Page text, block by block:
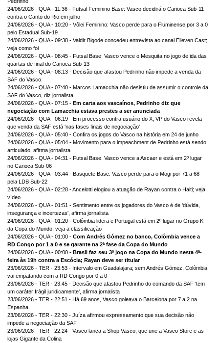
24/06/2026 - QUA - 11:36 - Futsal Feminino Base: Vasco decidirá o Carioca Sub-11
contra o Canto do Rio em julho
24/06/2026 - QUA - 10:20 - Vôlei Feminino: Vasco perde para o Fluminense por 3 a 0
pelo Estadual Sub-19
24/06/2026 - QUA - 09:38 - Valdir Bigode concedeu entrevista ao canal Elleven Cast;
veja como foi
24/06/2026 - QUA - 08:45 - Futsal Base: Vasco vence o Mesquita no jogo de ida das
quartas de final do Carioca Sub-13
24/06/2026 - QUA - 08:13 - Decisão que afastou Pedrinho não impede a venda da
SAF do Vasco
24/06/2026 - QUA - 07:40 - Marcos Lamacchia não desistiu de assumir o controle da
SAF do Vasco, diz jornalista
24/06/2026 - QUA - 07:15 - Em carta aos vascaínos, Pedrinho diz que
negociação com Lamacchia estava prestes a ser anunciada
24/06/2026 - QUA - 06:19 - Em processo contra usuário do X, VP do Vasco revela
que venda da SAF está 'nas fases finais de negociação'
24/06/2026 - QUA - 05:40 - Confira os jogos do Vasco na história em 24 de junho
24/06/2026 - QUA - 05:04 - Movimento para o impeachment de Pedrinho está sendo
articulado, afirma jornalista
24/06/2026 - QUA - 04:31 - Futsal Base: Vasco vence a Ascaer e está em 2º lugar
no Carioca Sub-06
24/06/2026 - QUA - 03:44 - Basquete Base: Vasco perde para o Mogi por 71 a 68
pela LDB Sub-22
24/06/2026 - QUA - 02:28 - Ancelotti elogiou a atuação de Rayan contra o Haiti; veja
vídeo
24/06/2026 - QUA - 01:51 - Sentimento entre os jogadores do Vasco é de 'dúvida,
insegurança e incertezas', afirma jornalista
24/06/2026 - QUA - 01:20 - Colômbia lidera e Portugal está em 2º lugar no Grupo K
da Copa do Mundo; veja a classificação
24/06/2026 - QUA - 01:00 - Com Andrés Gómez no banco, Colômbia vence a
RD Congo por 1 a 0 e se garante na 2ª fase da Copa do Mundo
24/06/2026 - QUA - 00:00 - Brasil faz seu 3º jogo na Copa do Mundo nesta 4ª-
feira às 19h contra a Escócia; Rayan deve ser titular
23/06/2026 - TER - 23:53 - Intervalo em Guadalajara; sem Andrés Gómez, Colômbia
vai empatando com a RD Congo por 0 a 0
23/06/2026 - TER - 23:45 - Decisão que afastou Pedrinho do comando da SAF 'tem
um caráter frágil juridicamente', afirma jornalista
23/06/2026 - TER - 22:51 - Há 69 anos, Vasco goleava o Barcelona por 7 a 2 na
Espanha
23/06/2026 - TER - 22:30 - Juíza afirmou expressamento que sua decisão não
impede a negociação da SAF
23/06/2026 - TER - 22:24 - Vasco lança a Shop Vasco, que une a Vasco Store e as
lojas Gigante da Colina